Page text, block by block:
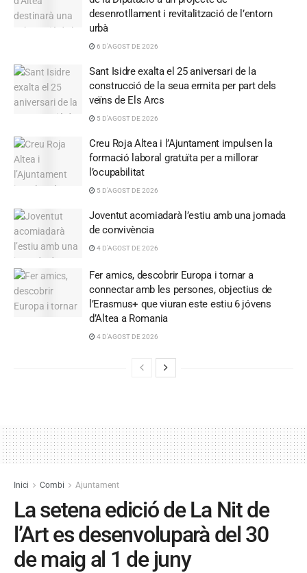
desenrotllament i revitalització de l’entorn
urbà
6 D'AGOST DE 2026
Sant Isidre exalta el 25 aniversari de la
construcció de la seua ermita per part dels
veïns de Els Arcs
5 D'AGOST DE 2026
Creu Roja Altea i l’Ajuntament impulsen la
formació laboral gratuïta per a millorar
l’ocupabilitat
5 D'AGOST DE 2026
Joventut acomiadarà l’estiu amb una jornada
de convivència
4 D'AGOST DE 2026
Fer amics, descobrir Europa i tornar a
connectar amb les persones, objectius de
l’Erasmus+ que viuran este estiu 6 jóvens
d’Altea a Romania
4 D'AGOST DE 2026
Inici Combi Ajuntament
La setena edició de La Nit de
l’Art es desenvoluparà del 30
de maig al 1 de juny